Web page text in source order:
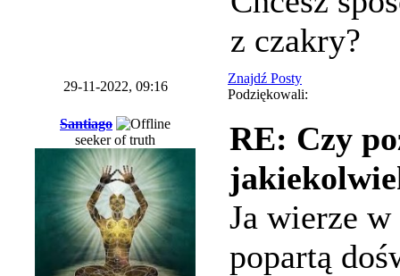
z czakry?
29-11-2022, 09:16
Znajdź Posty
Podziękowali:
Santiago
seeker of truth
RE: Czy
Ja wierze
popartą